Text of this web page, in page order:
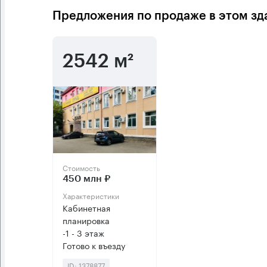
Предложения по продаже в этом
2542 м²
Стоимость
450 млн ₽
Характеристики
Кабинетная
планировка
-1 - 3 этаж
Готово к въезду